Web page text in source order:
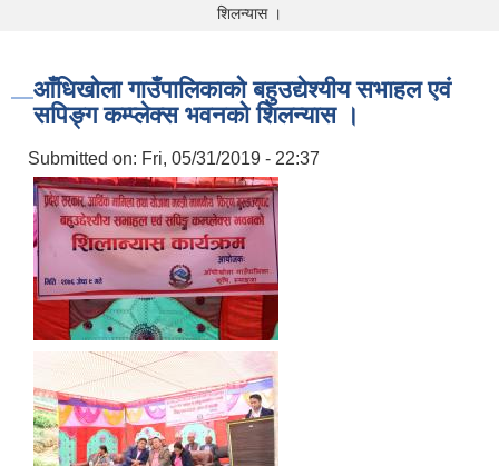
शिलन्यास ।
आँधिखोला गाउँपालिकाको बहुउद्येश्यीय सभाहल एवं
सपिङ्ग कम्प्लेक्स भवनको शिलन्यास ।
Submitted on: Fri, 05/31/2019 - 22:37